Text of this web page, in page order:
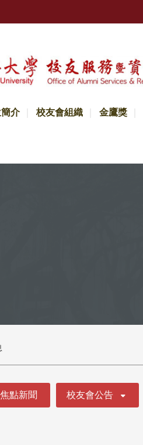
介 校友會組織 金鷹獎
焦點新聞 校友會公告